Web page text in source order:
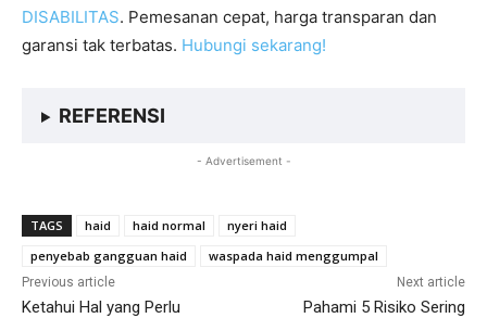
DISABILITAS. Pemesanan cepat, harga transparan dan
garansi tak terbatas. Hubungi sekarang!
REFERENSI
- Advertisement -
TAGS haid haid normal
nyeri haid
penyebab gangguan haid
waspada haid menggumpal
Previous article
Ketahui Hal yang Perlu
Next article
Pahami 5 Risiko Sering